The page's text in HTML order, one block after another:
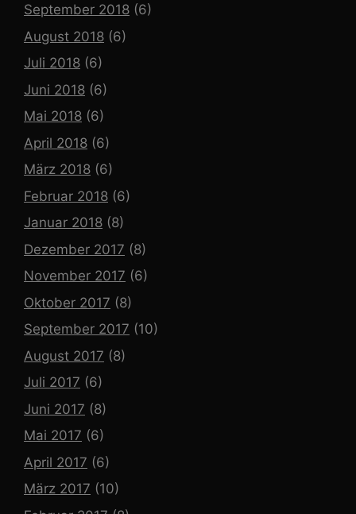
September 2018 (6)
August 2018 (6)
Juli 2018 (6)
Juni 2018 (6)
Mai 2018 (6)
April 2018 (6)
März 2018 (6)
Februar 2018 (6)
Januar 2018 (8)
Dezember 2017 (8)
November 2017 (6)
Oktober 2017 (8)
September 2017 (10)
August 2017 (8)
Juli 2017 (6)
Juni 2017 (8)
Mai 2017 (6)
April 2017 (6)
März 2017 (10)